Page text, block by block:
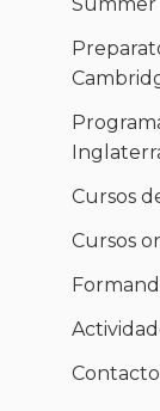
Summer
Cursos
Cursos
Contacto